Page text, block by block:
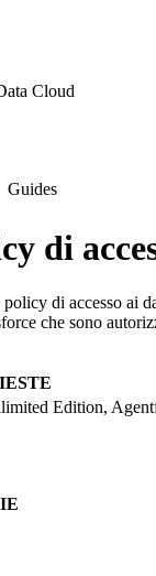
Cloud
Guides
di
di accesso ai
che sono
Edition,